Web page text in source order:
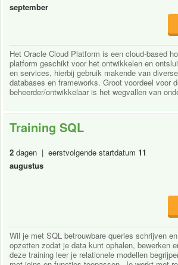
september
Het Oracle Cloud Platform is een cloud-based
platform geschikt voor het ontwikkelen en
en services, hierbij gebruik makende van
databases en frameworks. Groot voordeel voor
beheerder/ontwikkelaar is het wegvallen van
Training SQL
2 dagen | eerstvolgende startdatum 11
augustus
Wil je met SQL betrouwbare queries schrijven
opzetten zodat je data kunt ophalen, bewerken
deze training leer je relationele modellen